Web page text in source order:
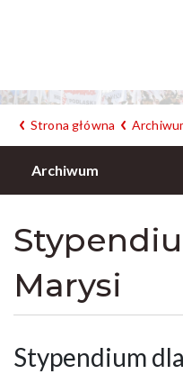
Strona główna
Archiwum
Marysi
Stypendium